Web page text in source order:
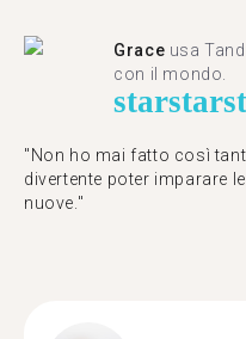
Grace usa
con il mondo.
starstar
"Non ho mai fatto così
divertente poter imparare
nuove."